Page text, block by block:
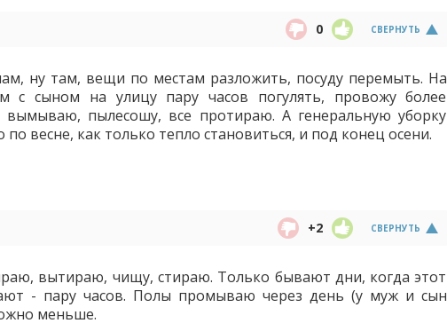
СВЕРНУТЬ
0
ну там, вещи по местам разложить, посуду перемыть. На
с сыном на улицу пару часов погулять, провожу более
вымываю, пылесошу, все протираю. А генеральную уборку
весне, как только тепло становиться, и под конец осени.
СВЕРНУТЬ
+2
вытираю, чищу, стираю. Только бывают дни, когда этот
- пару часов. Полы промываю через день (у муж и сын
меньше.